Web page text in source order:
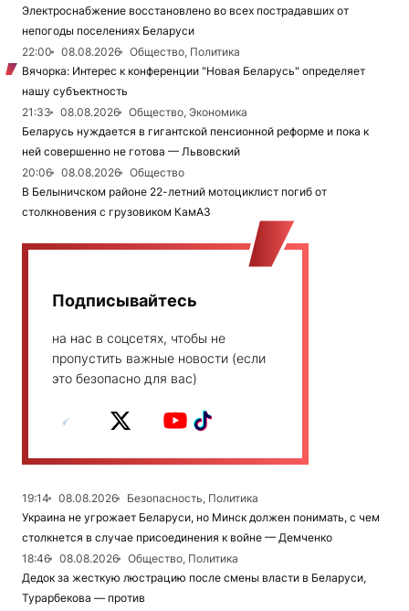
Электроснабжение восстановлено во всех пострадавших от
непогоды поселениях Беларуси
22:00
08.08.2026
Общество, Политика
Вячорка: Интерес к конференции "Новая Беларусь" определяет
нашу субъектность
21:33
08.08.2026
Общество, Экономика
Беларусь нуждается в гигантской пенсионной реформе и пока к
ней совершенно не готова — Львовский
20:06
08.08.2026
Общество
В Белыничском районе 22-летний мотоциклист погиб от
столкновения с грузовиком КамАЗ
Подписывайтесь
на нас в соцсетях, чтобы не
пропустить важные новости (если
это безопасно для вас)
19:14 08.08.2026
Безопасность, Политика
Украина не угрожает Беларуси, но Минск должен понимать, с чем
столкнется в случае присоединения к войне — Демченко
18:46
08.08.2026
Общество, Политика
Дедок за жесткую люстрацию после смены власти в Беларуси,
Турарбекова — против